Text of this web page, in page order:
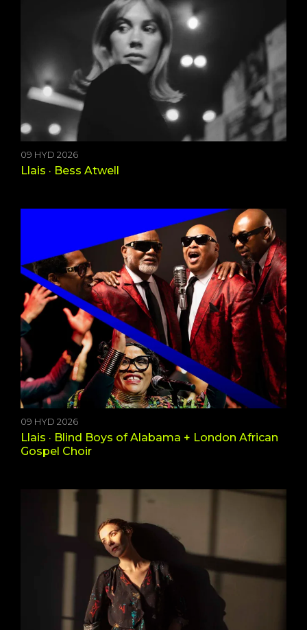
09 HYD 2026
Llais · Bess Atwell
09 HYD 2026
Llais · Blind Boys of Alabama + London African
Gospel Choir